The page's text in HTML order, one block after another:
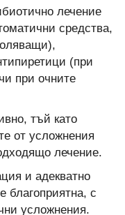
лечение
средства,
(при
при очните
тъй като
от усложнения
лечение.
и адекватно
благоприятна, с
усложнения.